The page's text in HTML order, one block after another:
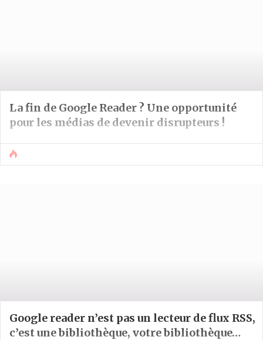
La fin de Google Reader ? Une opportunité
pour les médias de devenir disrupteurs !
Google reader n’est pas un lecteur de flux RSS,
c’est une bibliothèque, votre bibliothèque…